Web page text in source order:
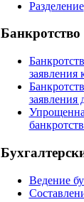
Разделение
Банкротство
заявления
заявления
Ведение